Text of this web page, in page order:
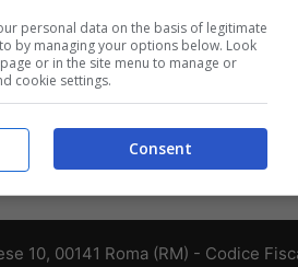
10, 00141 Roma (RM) - Codice
personal data on the basis of legitimate
by managing your options below. Look
or in the site menu to manage or
cookie settings.
Consent